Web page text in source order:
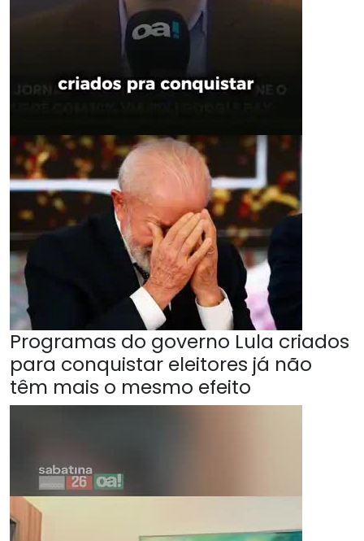
Programas do governo Lula criados
para conquistar eleitores já não
têm mais o mesmo efeito